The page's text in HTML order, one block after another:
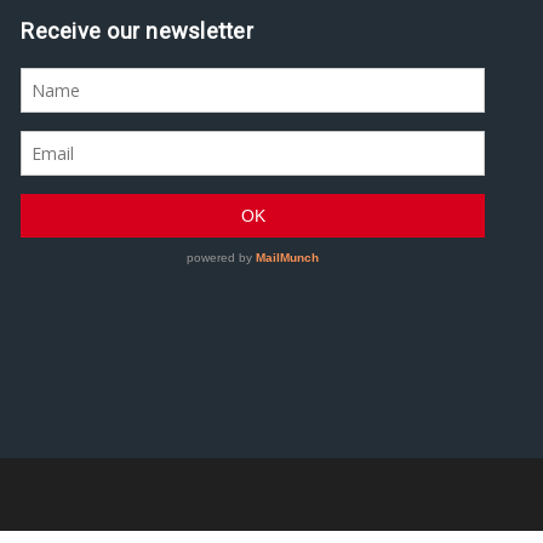
Assine nossa newsletter